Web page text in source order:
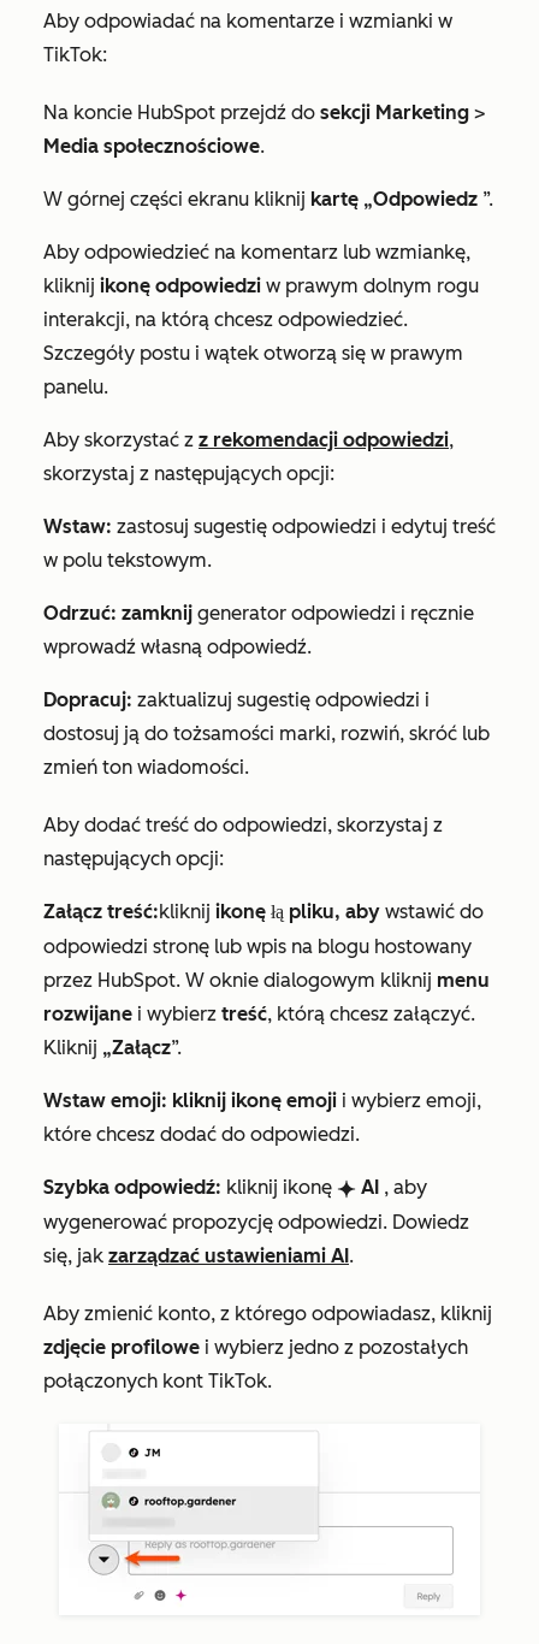
Aby odpowiadać na komentarze i wzmianki w
TikTok:
Na koncie HubSpot przejdź do sekcji Marketing >
Media społecznościowe.
W górnej części ekranu kliknij kartę „Odpowiedz ”.
Aby odpowiedzieć na komentarz lub wzmiankę,
kliknij ikonę odpowiedzi w prawym dolnym rogu
interakcji, na którą chcesz odpowiedzieć.
Szczegóły postu i wątek otworzą się w prawym
panelu.
Aby skorzystać z z rekomendacji odpowiedzi,
skorzystaj z następujących opcji:
Wstaw: zastosuj sugestię odpowiedzi i edytuj treść
w polu tekstowym.
Odrzuć: zamknij generator odpowiedzi i ręcznie
wprowadź własną odpowiedź.
Dopracuj: zaktualizuj sugestię odpowiedzi i
dostosuj ją do tożsamości marki, rozwiń, skróć lub
zmień ton wiadomości.
Aby dodać treść do odpowiedzi, skorzystaj z
następujących opcji:
Załącz treść:kliknij ikonę załączania pliku, aby wstawić do
odpowiedzi stronę lub wpis na blogu hostowany
przez HubSpot. W oknie dialogowym kliknij menu
rozwijane i wybierz treść, którą chcesz załączyć.
Kliknij „Załącz”.
Wstaw emoji: kliknij ikonę emoji i wybierz emoji,
które chcesz dodać do odpowiedzi.
Szybka odpowiedź: kliknij ikonę breezeSingleStar AI , aby
wygenerować propozycję odpowiedzi. Dowiedz
się, jak zarządzać ustawieniami AI .
Aby zmienić konto, z którego odpowiadasz, kliknij
zdjęcie profilowe i wybierz jedno z pozostałych
połączonych kont TikTok.